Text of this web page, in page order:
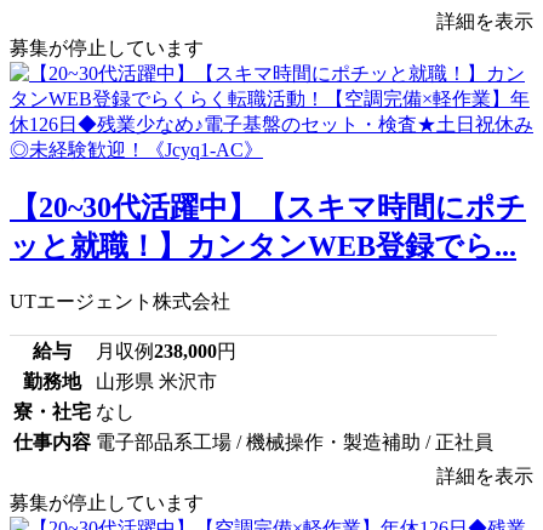
詳細を表示
募集が停止しています
【20~30代活躍中】【スキマ時間にポチ
ッと就職！】カンタンWEB登録でら...
UTエージェント株式会社
給与 月収例238,000円
勤務地
山形県 米沢市
寮・社宅 なし
仕事内容 電子部品系工場 / 機械操作・製造補助 / 正社員
詳細を表示
募集が停止しています